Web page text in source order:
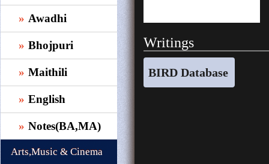
Awadhi
Bhojpuri
Maithili
English
Notes(BA,MA)
Arts,Music & Cinema
Writings
BIRD Database